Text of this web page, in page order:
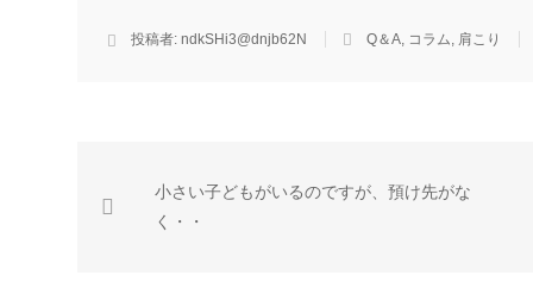
投稿者: ndkSHi3@dnjb62N Q＆A, コラム, 肩こり
小さい子どもがいるのですが、預け先がな
く・・